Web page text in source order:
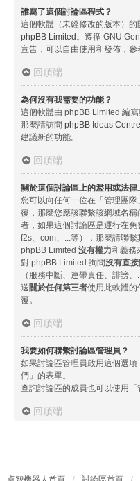
誰寫了這個討論區程式？
這個軟體（未經修改的版本）
phpBB Limited。遵循 GNU
宣告，可以自由使用和發佈，參
回頂端
為何沒有我需要的功能？
這個軟體由 phpBB Limited 編
那麼請訪問 phpBB Ideas Centre
建議新的功能。
回頂端
關於這個討論區上的濫用或法
您可以向任何一位在「管理團
覆，那麼您應該聯繫該網域名稱
者，如果這個討論區是運行在免
f2s、com、...等），那麼請聯繫
phpBB Limited 沒有權力和義務
對 phpBB Limited 詢問沒有直
（服務中斷、連帶責任、誹謗
送關於任何第三者使用此軟體的
覆。
回頂端
我要如何聯繫討論區管理員？
如果討論區管理員啟用這個選
們」的表單。
查詢討論區的成員也可以使用「
回頂端